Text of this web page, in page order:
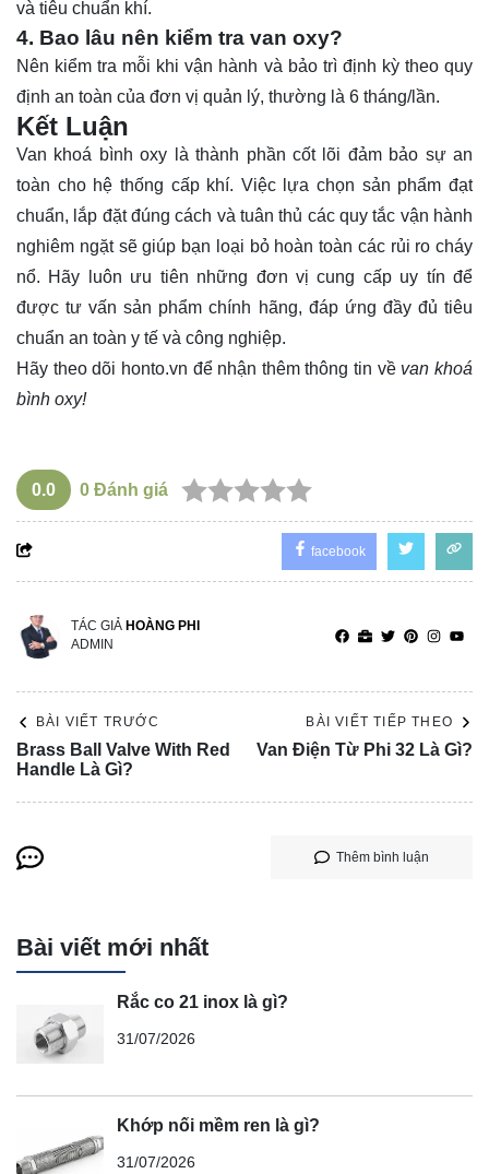
và tiêu chuẩn khí.
4. Bao lâu nên kiểm tra van oxy?
Nên kiểm tra mỗi khi vận hành và bảo trì định kỳ theo quy
định an toàn của đơn vị quản lý, thường là 6 tháng/lần.
Kết Luận
Van khoá bình oxy là thành phần cốt lõi đảm bảo sự an
toàn cho hệ thống cấp khí. Việc lựa chọn sản phẩm đạt
chuẩn, lắp đặt đúng cách và tuân thủ các quy tắc vận hành
nghiêm ngặt sẽ giúp bạn loại bỏ hoàn toàn các rủi ro cháy
nổ. Hãy luôn ưu tiên những đơn vị cung cấp uy tín để
được tư vấn sản phẩm chính hãng, đáp ứng đầy đủ tiêu
chuẩn an toàn y tế và công nghiệp.
Hãy theo dõi honto.vn để nhận thêm thông tin về van khoá
bình oxy!
0.0 0 Đánh giá
facebook
TÁC GIẢ HOÀNG PHI
ADMIN
BÀI VIẾT TRƯỚC
Brass Ball Valve With Red
Handle Là Gì?
BÀI VIẾT TIẾP THEO
Van Điện Từ Phi 32 Là Gì?
Thêm bình luận
Bài viết mới nhất
Rắc co 21 inox là gì?
31/07/2026
Khớp nối mềm ren là gì?
31/07/2026